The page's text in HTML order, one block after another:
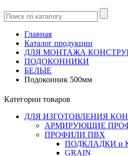
Главная
Каталог продукции
ДЛЯ МОНТАЖА
ПОДОКОННИКИ
БЕЛЫЕ
Подоконник 500мм
Категории товаров
ДЛЯ ИЗГОТОВЛЕНИЯ
АРМИРУЮЩИЕ
ПРОФИЛИ ПВХ
ПОДКЛАДКИ и
GRAIN